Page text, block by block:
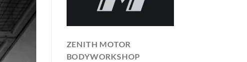
ZENITH MOTOR
BODYWORKSHOP